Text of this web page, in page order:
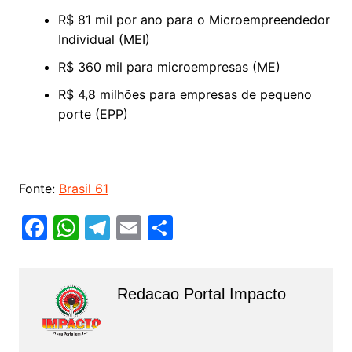
R$ 81 mil por ano para o Microempreendedor
Individual (MEI)
R$ 360 mil para microempresas (ME)
R$ 4,8 milhões para empresas de pequeno
porte (EPP)
Fonte: Brasil 61
F
e
b
W
at
s
A
T
gr
E
l
S
e
Redacao Portal Impacto